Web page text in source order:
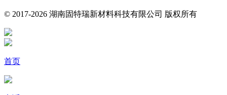
© 2017-2026 湖南固特瑞新材料科技有限公司 版权所有
首页